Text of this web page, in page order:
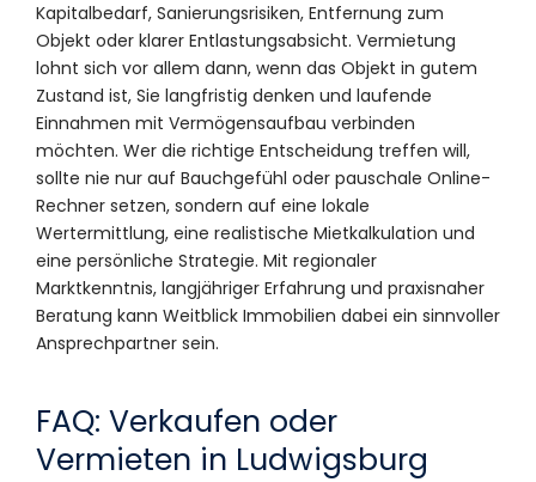
Kapitalbedarf, Sanierungsrisiken, Entfernung zum
Objekt oder klarer Entlastungsabsicht. Vermietung
lohnt sich vor allem dann, wenn das Objekt in gutem
Zustand ist, Sie langfristig denken und laufende
Einnahmen mit Vermögensaufbau verbinden
möchten. Wer die richtige Entscheidung treffen will,
sollte nie nur auf Bauchgefühl oder pauschale Online-
Rechner setzen, sondern auf eine lokale
Wertermittlung, eine realistische Mietkalkulation und
eine persönliche Strategie. Mit regionaler
Marktkenntnis, langjähriger Erfahrung und praxisnaher
Beratung kann Weitblick Immobilien dabei ein sinnvoller
Ansprechpartner sein.
FAQ: Verkaufen oder
Vermieten in Ludwigsburg